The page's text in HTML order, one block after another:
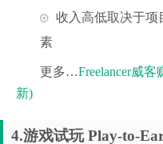
收入高低取决于项
素
更多…Freelancer威
新)
4.游戏试玩 Play-to-